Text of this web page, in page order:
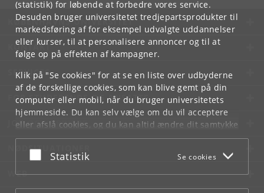
(statistik) for løbende at forbedre vores service.
Desuden bruger universitetet tredjepartsprodukter til
markedsføring af for eksempel udvalgte uddannelser
eller kurser, til at personalisere annoncer og til at
følge op på effekten af kampagner.
Klik på "Se cookies" for at se en liste over udbyderne
af de forskellige cookies, som kan blive gemt på din
computer eller mobil, når du bruger universitetets
hjemmeside. Du kan selv vælge om du vil acceptere
eller afslå cookies, og du kan altid ændre dit samtykke
underCookie- og privatlivspolitiksom du finder i
bunden af hver side.
Acceptér eller afslå
Statistik Se cookies
KØBENHAVNS UNIVERSITET
KONTAKT
SERVICES
FOR STUDERENDE OG ANSATTE
JOB OG KARRIERE
NØDSITUATIONER
WEB